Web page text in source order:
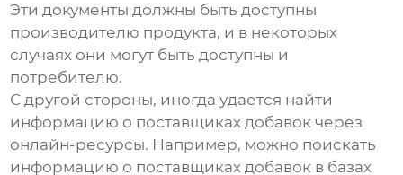
Эти документы должны быть доступны
производителю продукта, и в некоторых
случаях они могут быть доступны и
потребителю.
С другой стороны, иногда удается найти
информацию о поставщиках добавок через
онлайн-ресурсы. Например, можно поискать
информацию о поставщиках добавок в базах